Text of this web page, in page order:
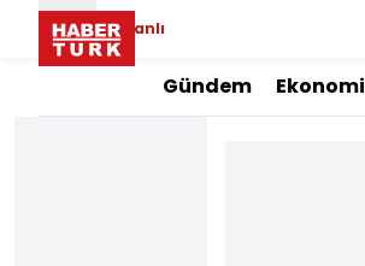
Canlı
Gündem Ekonomi